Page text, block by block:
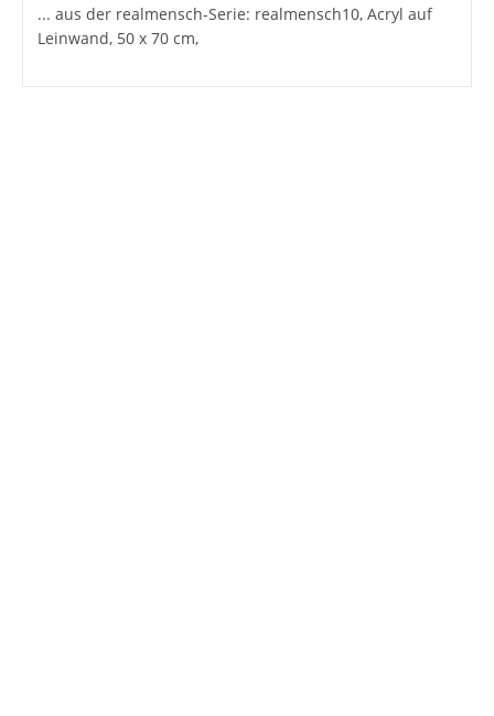
... aus der realmensch-Serie: realmensch10, Acryl auf
Leinwand, 50 x 70 cm,